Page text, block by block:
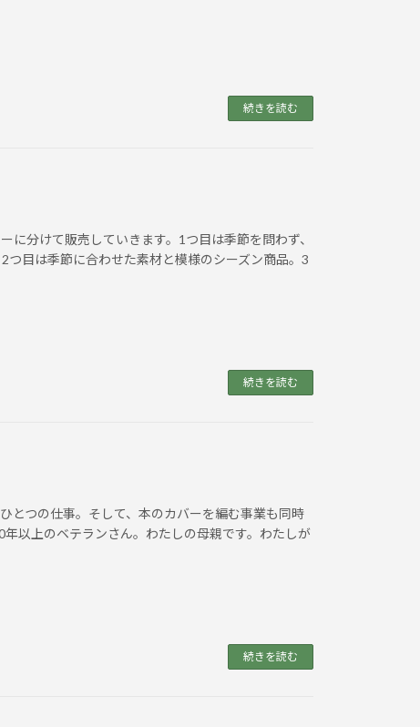
続きを読む
分けて販売していきます。1つ目は季節を問わず、
目は季節に合わせた素材と模様のシーズン商品。3
続きを読む
とつの仕事。そして、本のカバーを編む事業も同時
以上のベテランさん。わたしの母親です。わたしが
続きを読む